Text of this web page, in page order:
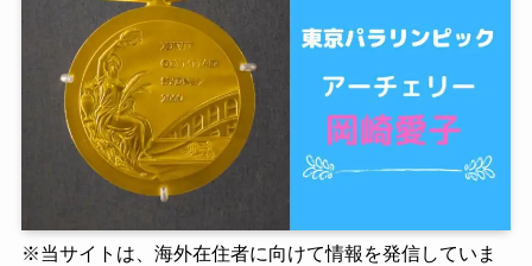
※当サイトは、海外在住者に向けて情報を発信していま